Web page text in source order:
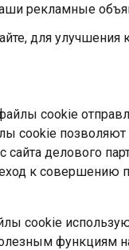
рекламные
для улучшения
cookie
cookie позволяют
делового
к совершению
cookie
функциям